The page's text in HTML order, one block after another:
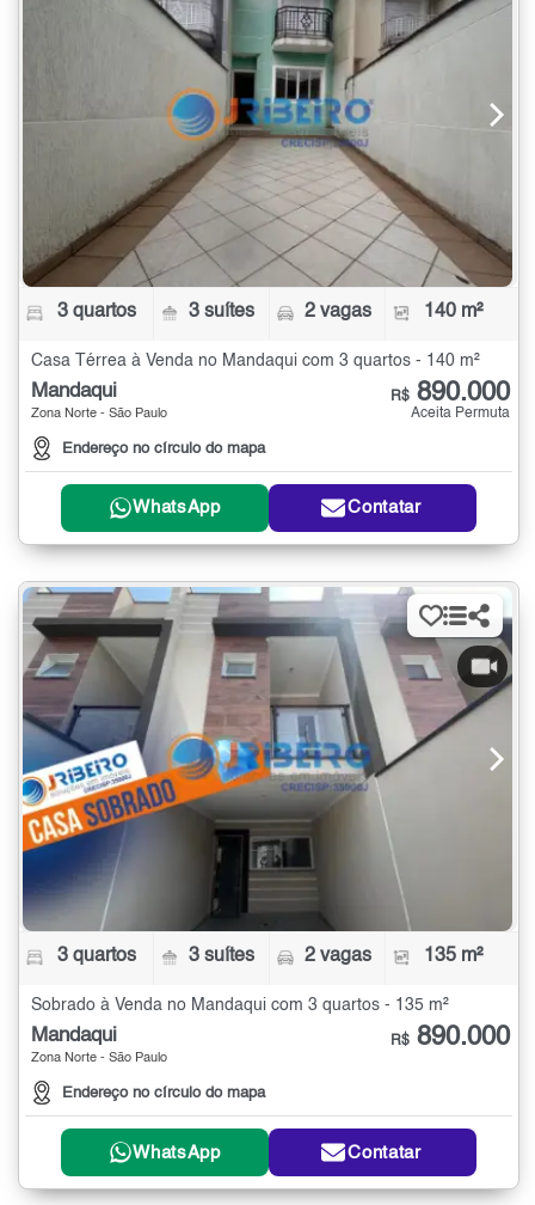
3 quartos 3 suítes 2 vagas 140 m²
Casa Térrea à Venda no Mandaqui com 3 quartos - 140 m²
Mandaqui
Zona Norte - São Paulo
Endereço no círculo do mapa
R$ 890.000
Aceita Permuta
WhatsApp Contatar
3 quartos 3 suítes 2 vagas 135 m²
Sobrado à Venda no Mandaqui com 3 quartos - 135 m²
Mandaqui
Zona Norte - São Paulo
Endereço no círculo do mapa
R$ 890.000
WhatsApp Contatar